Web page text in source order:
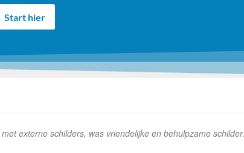
Start hier
externe schilders, was vriendelijke en behulpzame schilder.